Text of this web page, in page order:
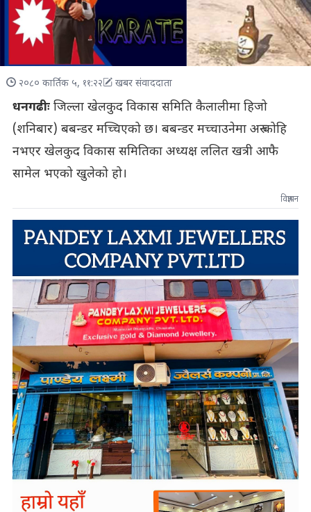
२०८० कार्तिक ५, ११:२२ खबर संवाददाता
धनगढीःजिल्ला खेलकुद विकास समिति कैलालीमा हिजो
(शनिबार) बबन्डर मच्चिएको छ। बबन्डर मच्चाउनेमा अरु कोहि
नभएर खेलकुद विकास समितिका अध्यक्ष ललित खत्री आफै
सामेल भएको खुलेको हो।
विज्ञापन